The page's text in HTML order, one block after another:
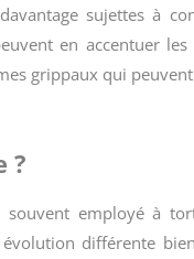
sujettes à
en accentuer
grippaux qui
?
employé à
différente